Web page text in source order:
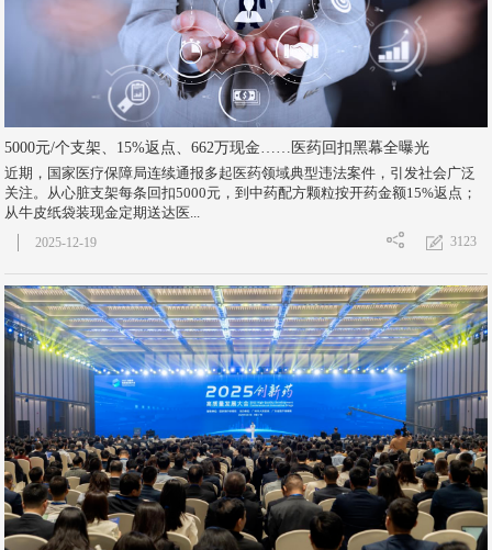
5000元/个支架、15%返点、662万现金……医药回扣黑幕全曝光
近期，国家医疗保障局连续通报多起医药领域典型违法案件，引发社会广泛
关注。从心脏支架每条回扣5000元，到中药配方颗粒按开药金额15%返点；
从牛皮纸袋装现金定期送达医...
3123
2025-12-19